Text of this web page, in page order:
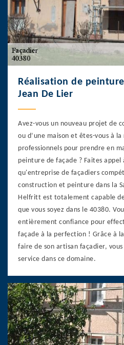
Réalisation de
Jean De Lier
Avez-vous un nouveau projet de
ou d’une maison et êtes-vous à
professionnels pour prendre en
peinture de façade ? Faites
qu'entreprise de façadiers
construction et peinture dans la
Helfritt est totalement capable
que vous soyez dans le 40380.
entièrement confiance pour
façade à la perfection ! Grâce à
faire de son artisan façadier,
service dans ce domaine.